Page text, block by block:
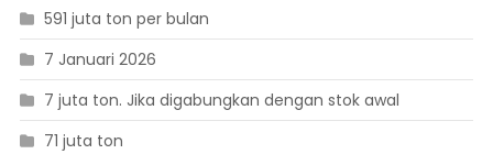
591 juta ton per bulan
7 Januari 2026
7 juta ton. Jika digabungkan dengan stok awal
71 juta ton